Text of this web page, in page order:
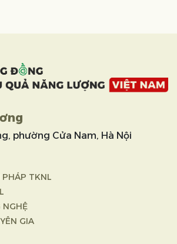
phường Cửa Nam, Hà Nội
PHÁP TKNL
NGHỆ
GIA